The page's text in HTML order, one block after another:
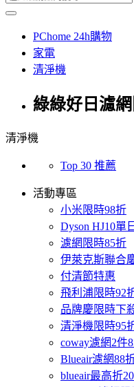
PChome 24h購物
家電
清淨機
綠綠好日濾
清淨機
Top 30 推薦
活動專區
小米限時98折
Dyson HJ10單
濾網限時85折
伊萊克斯聯合
付清節特惠
飛利浦限時92
品牌慶限時下
清淨機限時95
coway濾網2件
Blueair濾網88
blueair最高折